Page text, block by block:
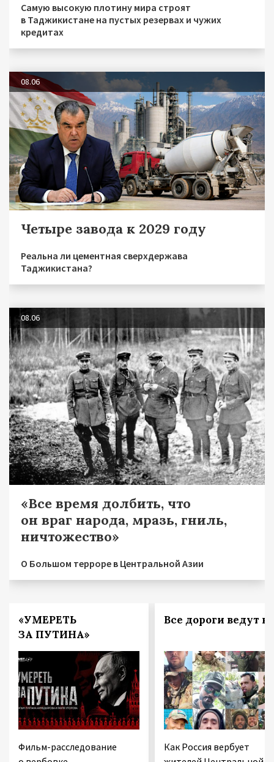
Самую высокую плотину мира строят
в Таджикистане на пустых резервах и чужих
кредитах
08.06
Четыре завода к 2029 году
Реальна ли цементная сверхдержава
Таджикистана?
08.06
«Все время долбить, что
он враг народа, мразь, гниль,
ничтожество»
О Большом терроре в Центральной Азии
«УМЕРЕТЬ
ЗА ПУТИНА»
Фильм-расследование
Все дороги ведут в
Как Россия вербует